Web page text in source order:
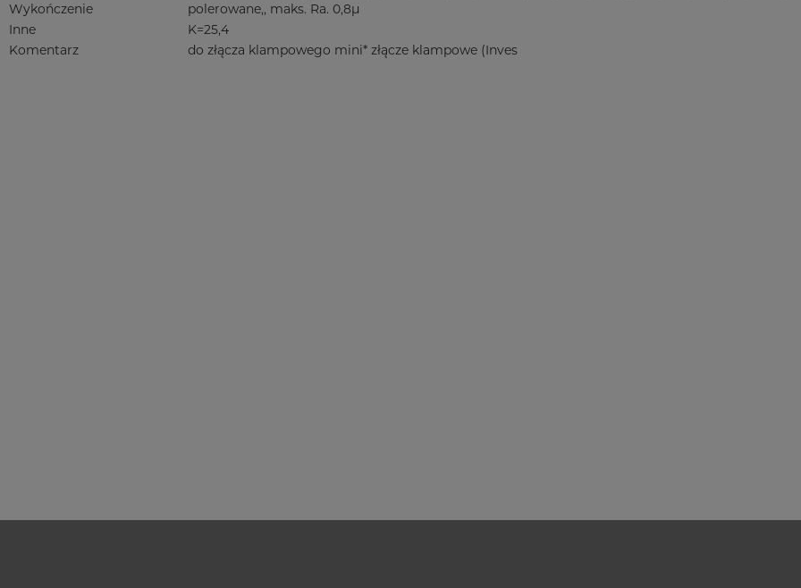
Wykończenie
polerowane,, maks. Ra. 0,8µ
Inne
K=25,4
Komentarz
do złącza klampowego mini* złącze klampowe (Inves